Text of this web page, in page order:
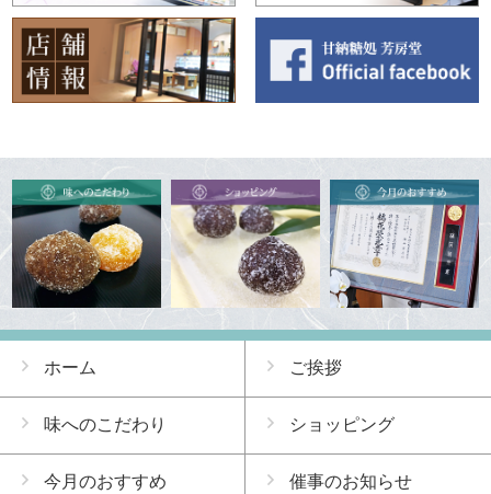
ホーム ご挨拶
味へのこだわり ショッピング
今月のおすすめ 催事のお知らせ